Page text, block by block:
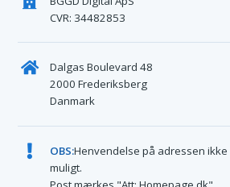
CVR: 34482853
Dalgas Boulevard 48
2000 Frederiksberg
Danmark
OBS:Henvendelse på adressen ikke
muligt.